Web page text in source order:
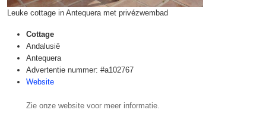
Leuke cottage in Antequera met privézwembad
Cottage
Andalusië
Antequera
Advertentie nummer: #a102767
Website
Zie onze website voor meer informatie.